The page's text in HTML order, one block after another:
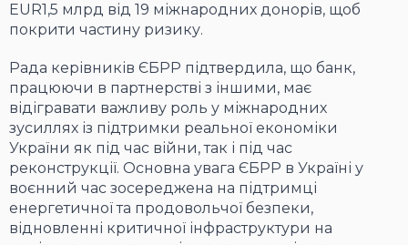
EUR1,5 млрд від 19 міжнародних донорів, щоб
покрити частину ризику.
Рада керівників ЄБРР підтвердила, що банк,
працюючи в партнерстві з іншими, має
відігравати важливу роль у міжнародних
зусиллях із підтримки реальної економіки
України як під час війни, так і під час
реконструкції. Основна увага ЄБРР в Україні у
воєнний час зосереджена на підтримці
енергетичної та продовольчої безпеки,
відновленні критичної інфраструктури на